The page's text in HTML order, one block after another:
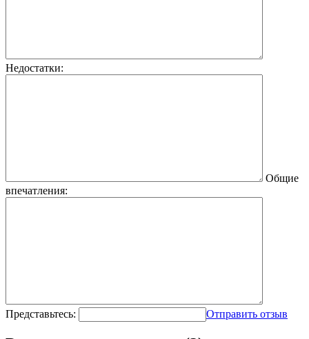
Недостатки:
Общие
впечатления:
Представьтесь: Отправить отзыв